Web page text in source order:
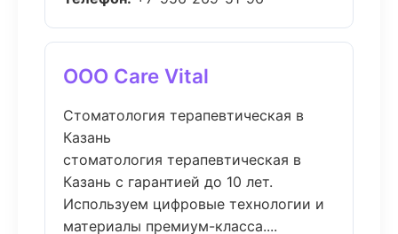
ООО Care Vital
Стоматология терапевтическая в
Казань
стоматология терапевтическая в
Казань с гарантией до 10 лет.
Используем цифровые технологии и
материалы премиум-класса....